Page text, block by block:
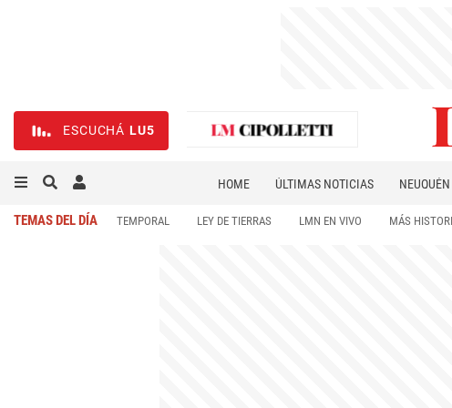
ESCUCHÁ LU5
HOME ÚLTIMAS NOTICIAS NEUQUÉN
TEMAS DEL DÍA TEMPORAL LEY DE TIERRAS LMN EN VIVO MÁS